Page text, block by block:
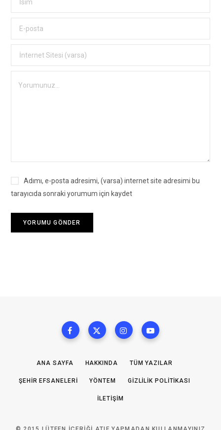
Adımı, e-posta adresimi, (varsa) internet site adresimi bu
tarayıcıda sonraki yorumum için kaydet
ANA SAYFA HAKKINDA TÜM YAZILAR
ŞEHIR EFSANELERI YÖNTEM GIZLILIK POLITIKASI
İLETIŞIM